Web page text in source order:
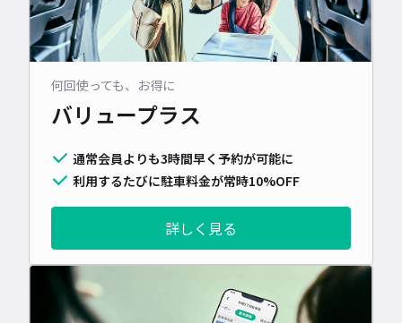
何回使っても、お得に
バリュープラス
通常会員よりも3時間早く予約が可能に
利用するたびに駐車料金が常時10%OFF
詳しく見る